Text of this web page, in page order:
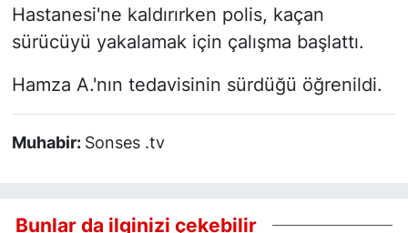
Hastanesi'ne kaldırırken polis, kaçan
sürücüyü yakalamak için çalışma başlattı.
Hamza A.'nın tedavisinin sürdüğü öğrenildi.
Muhabir: Sonses .tv
Bunlar da ilginizi çekebilir